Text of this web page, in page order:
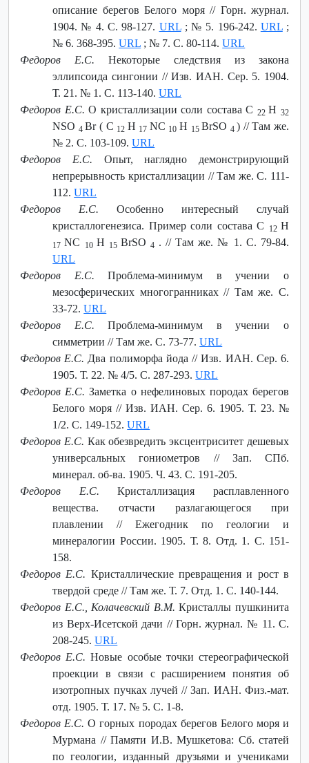
описание берегов Белого моря // Горн. журнал.
1904. № 4. С. 98-127. URL; № 5. 196-242. URL;
№ 6. 368-395.URL ; № 7. С. 80-114.URL
Федоров Е.С. Некоторые следствия из закона
эллипсоида сингонии // Изв. ИАН. Сер. 5. 1904.
Т. 21. № 1. С. 113-140.URL
Федоров Е.С. О кристаллизации соли состава C 22H32
NSO 4Br ( C 12 H 17 NC 10H 15BrSO 4 ) // Там же.
№ 2. С. 103-109.URL
Федоров Е.С. Опыт, наглядно демонстрирующий
непрерывность кристаллизации // Там же. С. 111-
112.URL
Федоров Е.С. Особенно интересный случай
кристаллогенезиса. Пример соли состава C
12H
17NC 10 H 15BrSO 4 . // Там же. № 1. С. 79-84.
URL
Федоров Е.С. Проблема-минимум в учении о
мезосферических многогранниках // Там же. С.
33-72.URL
Федоров Е.С. Проблема-минимум в учении о
симметрии // Там же. С. 73-77.URL
Федоров Е.С. Два полиморфа йода // Изв. ИАН. Сер. 6.
1905. Т. 22. № 4/5. С. 287-293.URL
Федоров Е.С. Заметка о нефелиновых породах берегов
Белого моря // Изв. ИАН. Сер. 6. 1905. Т. 23. №
1/2. С. 149-152.URL
Федоров Е.С. Как обезвредить эксцентриситет дешевых
универсальных гониометров // Зап. СПб.
минерал. об-ва. 1905. Ч. 43. С. 191-205.
Федоров Е.С. Кристаллизация расплавленного
вещества. отчасти разлагающегося при
плавлении // Ежегодник по геологии и
минералогии России. 1905. Т. 8. Отд. 1. С. 151-
158.
Федоров Е.С. Кристаллические превращения и рост в
твердой среде // Там же. Т. 7. Отд. 1. С. 140-144.
Федоров Е.С., Колачевский В.М. Кристаллы пушкинита
из Верх-Исетской дачи // Горн. журнал. № 11. С.
208-245.URL
Федоров Е.С. Новые особые точки стереографической
проекции в связи с расширением понятия об
изотропных пучках лучей // Зап. ИАН. Физ.-мат.
отд. 1905. Т. 17. № 5. С. 1-8.
Федоров Е.С. О горных породах берегов Белого моря и
Мурмана // Памяти И.В. Мушкетова: Сб. статей
по геологии, изданный друзьями и учениками